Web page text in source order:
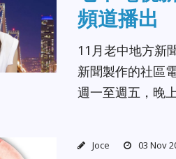
頻道播出
11月老中地方新
新聞製作的社區
週一至週五，晚
Joce 03 Nov